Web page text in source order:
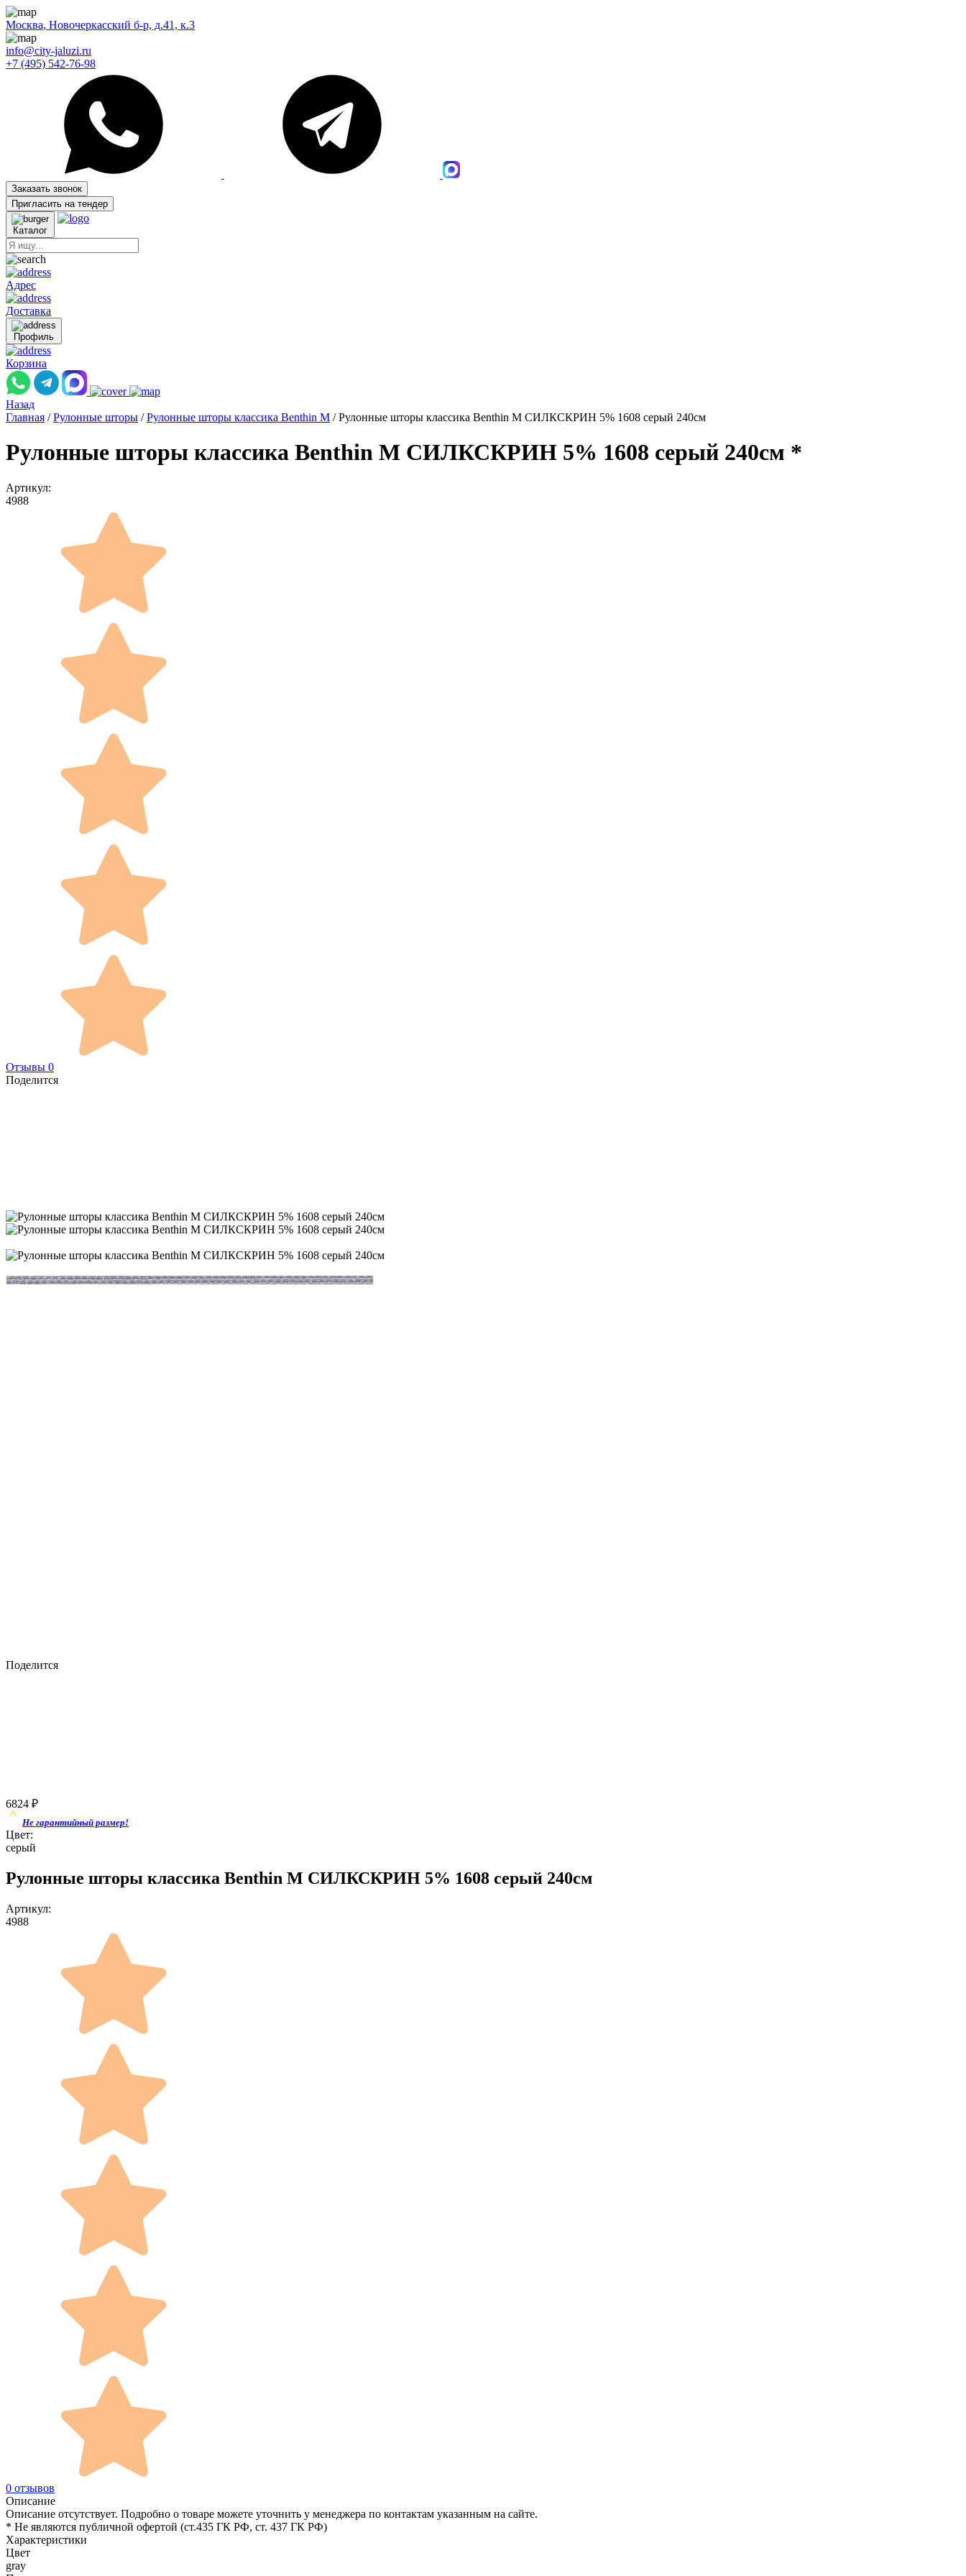
Москва, Новочеркасский б-р, д.41, к.3
info@city-jaluzi.ru
+7 (495) 542-76-98
Заказать звонок
Пригласить на тендер
Каталог
Адрес
Доставка
Профиль
Корзина
Назад
Главная / Рулонные шторы / Рулонные шторы классика Benthin M / Рулонные шторы классика Benthin M СИЛКСКРИН 5% 1608 серый 240см
Рулонные шторы классика Benthin M СИЛКСКРИН 5% 1608 серый 240см *
Артикул:
4988
Отзывы 0
Поделится
Поделится
6824 ₽
Не гарантийный размер!
Цвет:
серый
Рулонные шторы классика Benthin M СИЛКСКРИН 5% 1608 серый 240см
Артикул:
4988
0 отзывов
Описание
Описание отсутствует. Подробно о товаре можете уточнить у менеджера по контактам указанным на сайте.
* Не являются публичной офертой (ст.435 ГК РФ, cт. 437 ГК РФ)
Характеристики
Цвет
gray